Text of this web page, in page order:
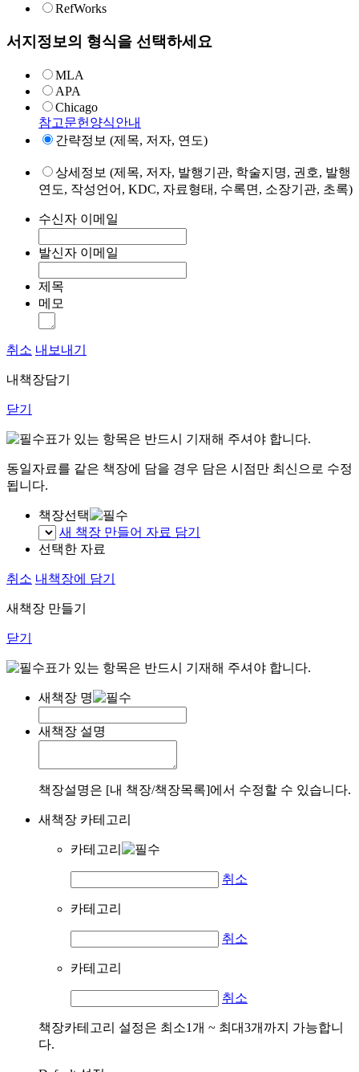
RefWorks
서지정보의 형식을 선택하세요
MLA
APA
Chicago
참고문헌양식안내
간략정보 (제목, 저자, 연도)
상세정보 (제목, 저자, 발행기관, 학술지명, 권호, 발행
연도, 작성언어, KDC, 자료형태, 수록면, 소장기관, 초록)
수신자 이메일
발신자 이메일
제목
메모
취소 내보내기
내책장담기
닫기
표가 있는 항목은 반드시 기재해 주셔야 합니다.
동일자료를 같은 책장에 담을 경우 담은 시점만 최신으로 수정
됩니다.
책장선택
새 책장 만들어 자료 담기
선택한 자료
취소 내책장에 담기
새책장 만들기
닫기
표가 있는 항목은 반드시 기재해 주셔야 합니다.
새책장 명
새책장 설명
책장설명은 [내 책장/책장목록]에서 수정할 수 있습니다.
새책장 카테고리
카테고리
취소
카테고리
취소
카테고리
취소
책장카테고리 설정은 최소1개 ~ 최대3개까지 가능합니
다.